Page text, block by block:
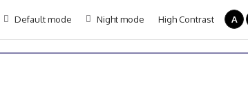
Default mode Night mode High Contrast A